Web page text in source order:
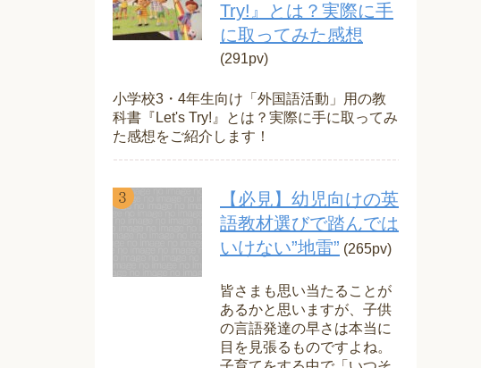
Try!』とは？実際に手
に取ってみた感想
(291pv)
小学校3・4年生向け「外国語活動」用の教
科書『Let's Try!』とは？実際に手に取ってみ
た感想をご紹介します！
【必見】幼児向けの英
語教材選びで踏んでは
いけない”地雷” (265pv)
皆さまも思い当たることが
あるかと思いますが、子供
の言語発達の早さは本当に
目を見張るものですよね。